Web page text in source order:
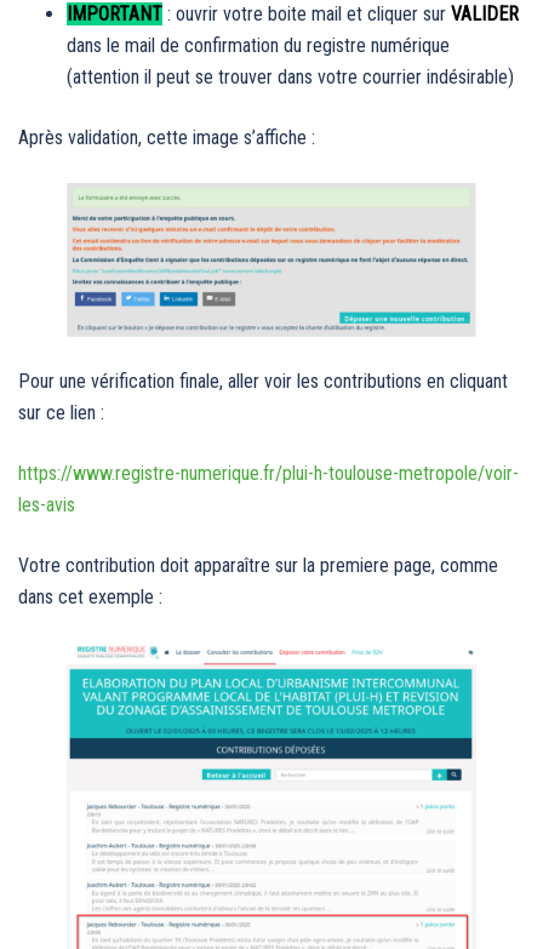
IMPORTANT : ouvrir votre boite mail et cliquer sur VALIDER
dans le mail de confirmation du registre numérique
(attention il peut se trouver dans votre courrier indésirable)
Après validation, cette image s’affiche :
Pour une vérification finale, aller voir les contributions en cliquant
sur ce lien :
https://www.registre-numerique.fr/plui-h-toulouse-metropole/voir-
les-avis
Votre contribution doit apparaître sur la premiere page, comme
dans cet exemple :